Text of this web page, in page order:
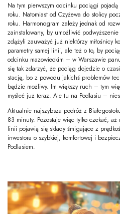
Na tym pierwszym odcinku pociągi
roku. Natomiast od Czyżewa do stolicy
roku. Harmonogram zależy jednak od
zainstalowany, by umożliwić
zdążyli zauważyć już niektórzy miłośnicy
parametry samej linii, ale też o to, by
odcinku mazowieckim – w Warszawie
się tak zdarzyć, że pociąg dojedzie o
stację, bo z powodu jakichś problemów
będzie możliwy. Im większy ruch – tym
myśleć już teraz. Ale tu na Podlasiu –
Aktualnie najszybsza podróż z
83 minuty. Pozostaje więc tylko czekać,
linii pojawią się składy śmigające z
inwestora o szybkiej, komfortowej i
Podlasiem.